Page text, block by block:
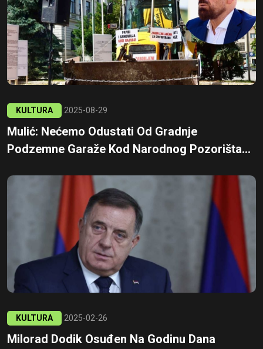
KULTURA 2025-08-29
Mulić: Nećemo Odustati Od Gradnje
Podzemne Garaže Kod Narodnog Pozorišta...
KULTURA 2025-02-26
Milorad Dodik Osuđen Na Godinu Dana